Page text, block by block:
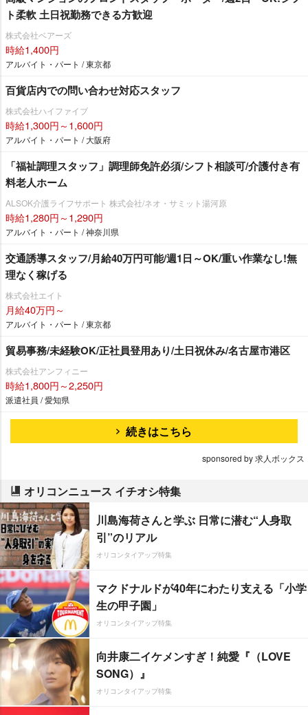
ト柔軟 土日祝勤務できる方歓迎
株式会社ベアーズ
時給1,400円
アルバイト・パート / 東京都
百貨店内での問い合わせ対応スタッフ
株式会社ハイファイブ
時給1,300円～1,600円
アルバイト・パート / 大阪府
「福祉調理スタッフ」調理師免許必須/シフト相談可/介護付き有
料老人ホーム
ALSOK介護ライフサポート 株式会社/ネオ・サミット湯河原
時給1,280円～1,290円
アルバイト・パート / 神奈川県
交通誘導スタッフ/月給40万円可能/週1日～OK/重い作業なし!無
理なく稼げる
株式会社エイト
月給40万円～
アルバイト・パート / 東京都
貿易事務/未経験OK/正社員登用あり/土日祝休み/名古屋市港区
株式会社アンフィニー
時給1,800円～2,250円
派遣社員 / 愛知県
続きはこちら
sponsored by 求人ボックス
オリコンニュース イチオシ特集
川島海荷さんと学ぶ 日常に潜む“人身取
引”のリアル
オリコンタイアップ特集
マクドナルドが40年にわたり支える「小学
生の甲子園」
オリコンタイアップ特集
向井康二イケメンすぎ！純愛『（LOVE
SONG）』
オリコンタイアップ特集